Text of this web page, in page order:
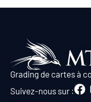
Grading de cartes à
Suivez-nous sur :